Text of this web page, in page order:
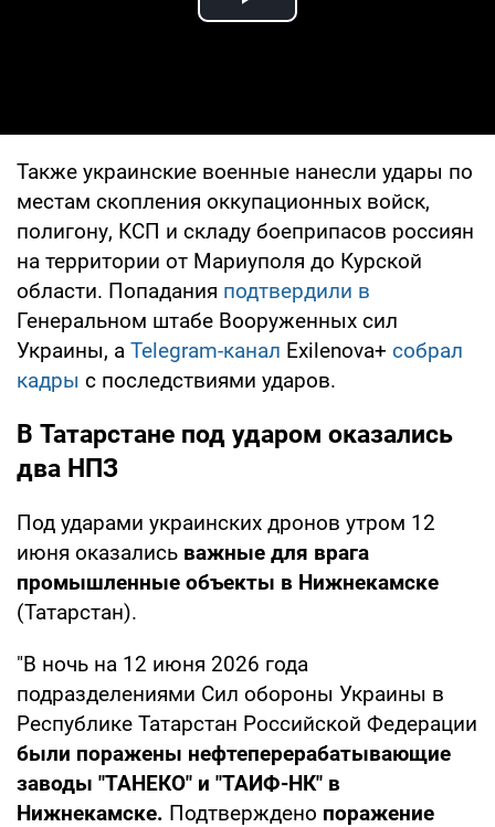
Play Video
Также украинские военные нанесли удары по
местам скопления оккупационных войск,
полигону, КСП и складу боеприпасов россиян
на территории от Мариуполя до Курской
области. Попадания подтвердили в
Генеральном штабе Вооруженных сил
Украины, а Telegram-канал Exilenova+ собрал
кадры с последствиями ударов.
В Татарстане под ударом оказались
два НПЗ
Под ударами украинских дронов утром 12
июня оказались важные для врага
промышленные объекты в Нижнекамске
(Татарстан).
"В ночь на 12 июня 2026 года
подразделениями Сил обороны Украины в
Республике Татарстан Российской Федерации
были поражены нефтеперерабатывающие
заводы "ТАНЕКО" и "ТАИФ-НК" в
Нижнекамске. Подтверждено поражение